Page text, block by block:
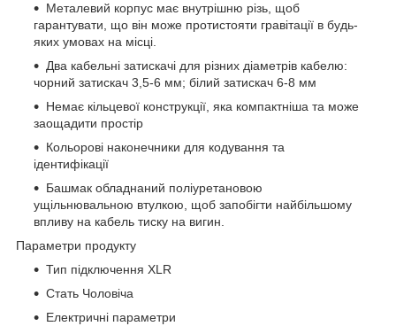
Металевий корпус має внутрішню різь, щоб
гарантувати, що він може протистояти гравітації в будь-
яких умовах на місці.
Два кабельні затискачі для різних діаметрів кабелю:
чорний затискач 3,5-6 мм; білий затискач 6-8 мм
Немає кільцевої конструкції, яка компактніша та може
заощадити простір
Кольорові наконечники для кодування та
ідентифікації
Башмак обладнаний поліуретановою
ущільнювальною втулкою, щоб запобігти найбільшому
впливу на кабель тиску на вигин.
Параметри продукту
Тип підключення XLR
Стать Чоловіча
Електричні параметри